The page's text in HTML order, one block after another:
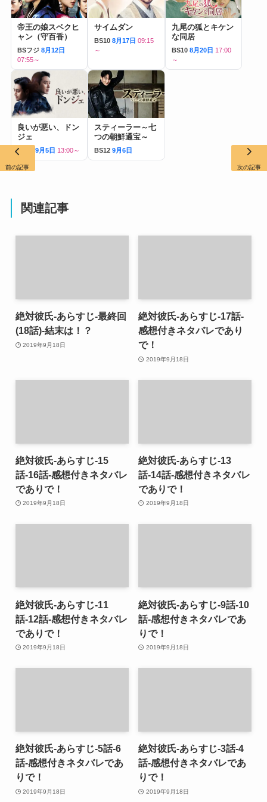
帝王の娘スベクヒ
ャン（守百香）
BSフジ 8月12日
07:55～
サイムダン
BS10 8月17日 09:15
～
九尾の狐とキケン
な同居
BS10 8月20日 17:00
～
良いが悪い、ドン
ジェ
BS12 9月5日 13:00～
スティーラー～七
つの朝鮮通宝～
BS12 9月6日
関連記事
絶対彼氏-あらすじ-最終回
(18話)-結末は！？
2019年9月18日
絶対彼氏-あらすじ-17話-
感想付きネタバレであり
で！
2019年9月18日
絶対彼氏-あらすじ-15
話-16話-感想付きネタバレ
でありで！
2019年9月18日
絶対彼氏-あらすじ-13
話-14話-感想付きネタバレ
でありで！
2019年9月18日
絶対彼氏-あらすじ-11
話-12話-感想付きネタバレ
でありで！
2019年9月18日
絶対彼氏-あらすじ-9話-10
話-感想付きネタバレであ
りで！
2019年9月18日
絶対彼氏-あらすじ-5話-6
話-感想付きネタバレであ
りで！
2019年9月18日
絶対彼氏-あらすじ-3話-4
話-感想付きネタバレであ
りで！
2019年9月18日
前の記事 次の記事